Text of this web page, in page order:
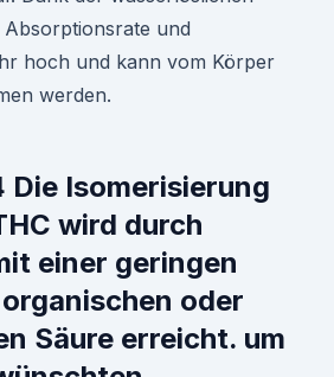
und
hoch und kann vom Körper
werden.
Die Isomerisierung
wird durch
einer geringen
oder
Säure erreicht. um